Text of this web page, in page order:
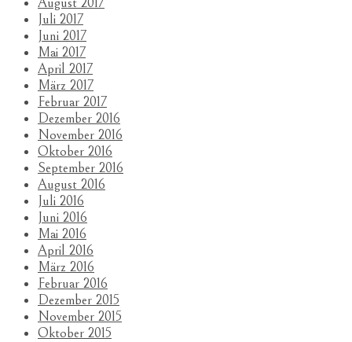
Juli 2017
Juni 2017
Mai 2017
April 2017
März 2017
Februar 2017
Dezember 2016
November 2016
Oktober 2016
September 2016
August 2016
Juli 2016
Juni 2016
Mai 2016
April 2016
März 2016
Februar 2016
Dezember 2015
November 2015
Oktober 2015